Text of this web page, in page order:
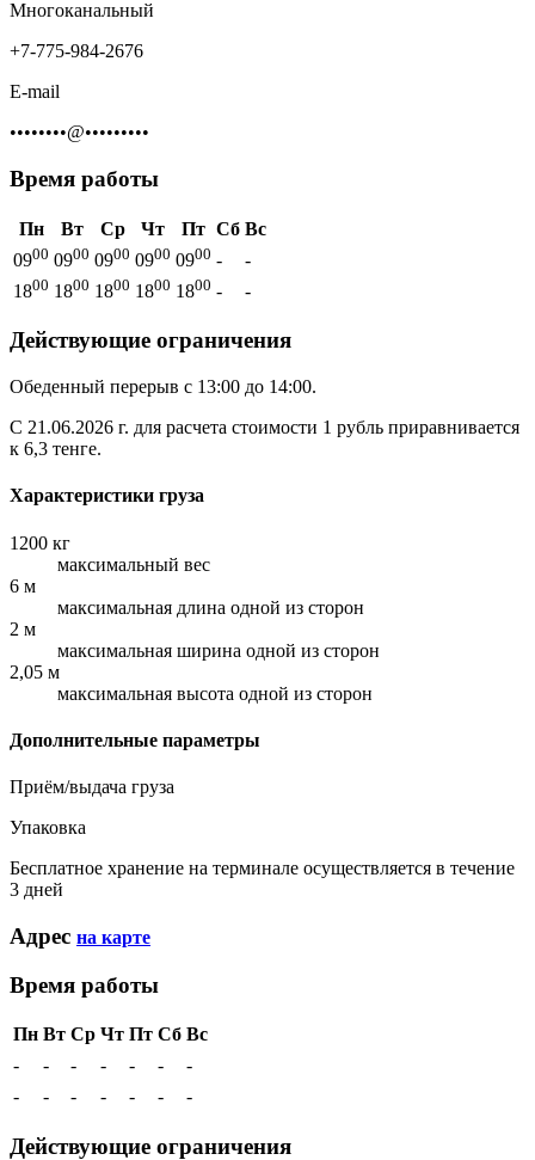
Многоканальный
+7-775-984-2676
E-mail
••••••••@•••••••••
Время работы
Пн Вт Ср Чт Пт Сб Вс
0900 0900 0900 0900 0900 -
-
1800 1800 1800 1800 1800 - -
Действующие ограничения
Обеденный перерыв с 13:00 до 14:00.
С 21.06.2026 г. для расчета стоимости 1 рубль приравнивается
к 6,3 тенге.
Характеристики груза
1200 кг
максимальный вес
6 м
максимальная длина одной из сторон
2 м
максимальная ширина одной из сторон
2,05 м
максимальная высота одной из сторон
Дополнительные параметры
Приём/выдача груза
Упаковка
Бесплатное хранение на терминале осуществляется в течение
3 дней
Адрес на карте
Время работы
Пн Вт Ср Чт Пт Сб Вс
-
- - - - -
-
-
- - - - - -
Действующие ограничения